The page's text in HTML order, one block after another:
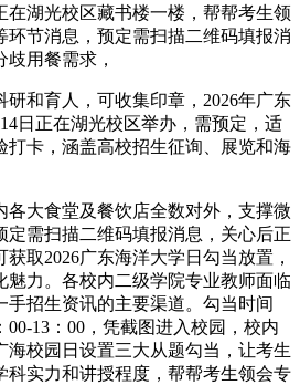
在湖光校区藏书楼一楼，帮帮考生领
环节消息，预定需扫描二维码填报消
用餐需求，
和育人，可收集印章，2026年广东
日正在湖光校区举办，需预定，适
打卡，涵盖高校招生征询、展览和海
大食堂及餐饮店全数对外，支撑微
定需扫描二维码填报消息，关心后正
取2026广东海洋大学日勾当放置，
魅力。各校内二级学院专业教师面临
手招生资讯的主要渠道。勾当时间
00-13：00，凭截图进入校园，校内
海校园日设置三大从题勾当，让考生
科实力和讲授程度，帮帮考生领会专